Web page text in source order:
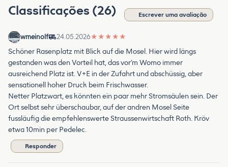
Classificações (26) Escrever uma avaliação
wmeinolf 24.05.2026★ ★ ★ ★ ★
Schöner Rasenplatz mit Blick auf die Mosel. Hier wird längs
gestanden was den Vorteil hat, das vor’m Womo immer
ausreichend Platz ist. V+E in der Zufahrt und abschüssig, aber
sensationell hoher Druck beim Frischwasser.
Netter Platzwart, es könnten ein paar mehr Stromsäulen sein. Der
Ort selbst sehr überschaubar, auf der andren Mosel Seite
fussläufig die empfehlenswerte Straussenwirtschaft Roth. Kröv
etwa 10min per Pedelec.
Responder